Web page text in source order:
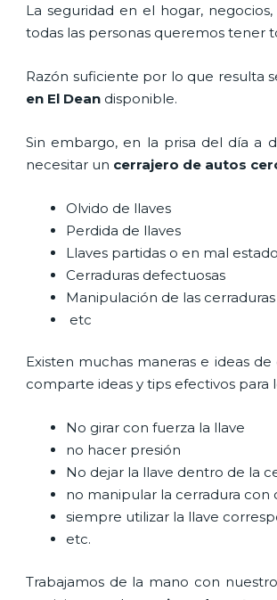
La seguridad en el hogar,
todas las personas queremos tener
Razón suficiente por lo que resulta
en El Dean disponible.
Sin embargo, en la prisa del día a
necesitar un cerrajero de autos
Olvido de llaves
Perdida de llaves
Llaves partidas o en mal estado
Cerraduras defectuosas
Manipulación de las
etc
Existen muchas maneras e ideas
comparte ideas y tips efectivos
No girar con fuerza la llave
no hacer presión
No dejar la llave dentro de la
no manipular la cerradura con
siempre utilizar la llave
etc.
Trabajamos de la mano con